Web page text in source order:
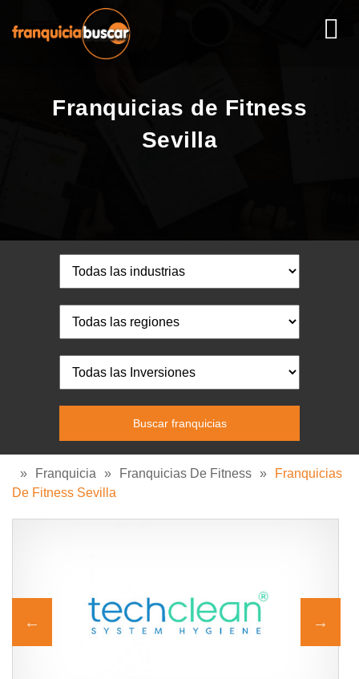
Franquicias de Fitness
Sevilla
» Franquicia » Franquicias De Fitness »
Franquicias
De Fitness Sevilla